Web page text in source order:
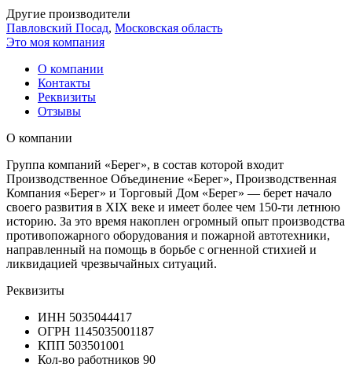
Другие производители
Павловский Посад, Московская область
Это моя компания
О компании
Контакты
Реквизиты
Отзывы
О компании
Группа компаний «Берег», в состав которой входит
Производственное Объединение «Берег», Производственная
Компания «Берег» и Торговый Дом «Берег» — берет начало
своего развития в XIX веке и имеет более чем 150-ти летнюю
историю. За это время накоплен огромный опыт производства
противопожарного оборудования и пожарной автотехники,
направленный на помощь в борьбе с огненной стихией и
ликвидацией чрезвычайных ситуаций.
Реквизиты
ИНН 5035044417
ОГРН 1145035001187
КПП 503501001
Кол-во работников 90